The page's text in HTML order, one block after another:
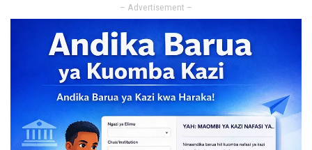
– Advertisement –